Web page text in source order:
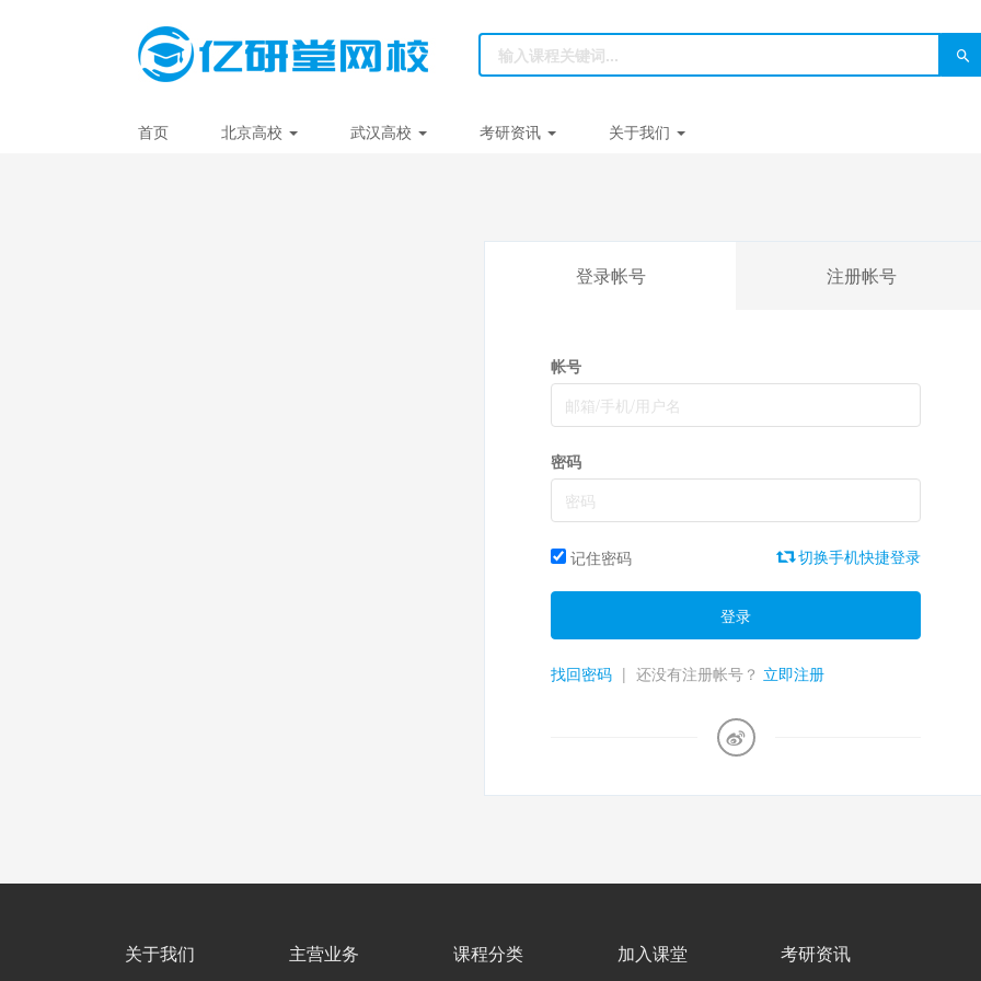
首页 北京高校 武汉高校 考研资讯 关于我们
登录帐号 注册帐号
帐号
密码
记住密码 切换手机快捷登录
登录
找回密码 | 还没有注册帐号？ 立即注册
关于我们 主营业务 课程分类 加入课堂 考研资讯